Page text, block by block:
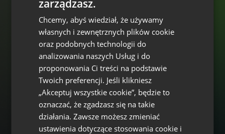
10, 000 +
FRENCH
RUSSIAN
SPANISH
ITALIAN
zarządzasz.
Chcemy, abyś wiedział, że używamy
własnych i zewnętrznych plików cookie
oraz podobnych technologii do
analizowania naszych Usług i do
proponowania Ci treści na podstawie
Twoich preferencji. Jeśli klikniesz
„Akceptuj wszystkie cookie”, będzie to
oznaczać, że zgadzasz się na takie
działania. Zawsze możesz zmieniać
ustawienia dotyczące stosowania cookie i